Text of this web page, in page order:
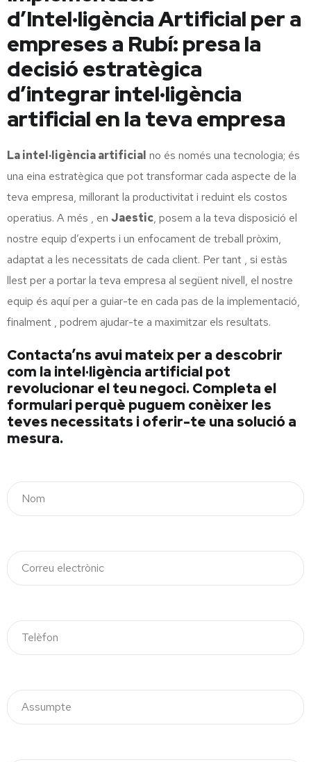
d’Intel·ligència Artificial per a
empreses a Rubí: presa la
decisió estratègica
d’integrar intel·ligència
artificial en la teva empresa
La intel·ligència artificial no és només una tecnologia; és
una eina estratègica que pot transformar cada aspecte de la
teva empresa, millorant la productivitat i reduint els costos
operatius. A més , en Jaestic, posem a la teva disposició el
nostre equip d’experts i un enfocament de treball pròxim,
adaptat a les necessitats de cada client. Per tant , si estàs
llest per a portar la teva empresa al següent nivell, el nostre
equip és aquí per a guiar-te en cada pas de la implementació,
finalment , podrem ajudar-te a maximitzar els resultats.
Contacta’ns avui mateix per a descobrir
com la intel·ligència artificial pot
revolucionar el teu negoci. Completa el
formulari perquè puguem conèixer les
teves necessitats i oferir-te una solució a
mesura.